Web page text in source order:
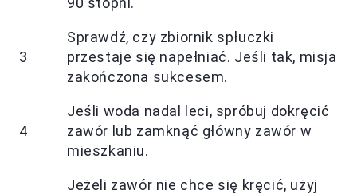
3
Sprawdź, czy zbiornik spłuczki
przestaje się napełniać. Jeśli tak, misja
zakończona sukcesem.
4
Jeśli woda nadal leci, spróbuj dokręcić
zawór lub zamknąć główny zawór w
mieszkaniu.
Jeżeli zawór nie chce się kręcić, użyj